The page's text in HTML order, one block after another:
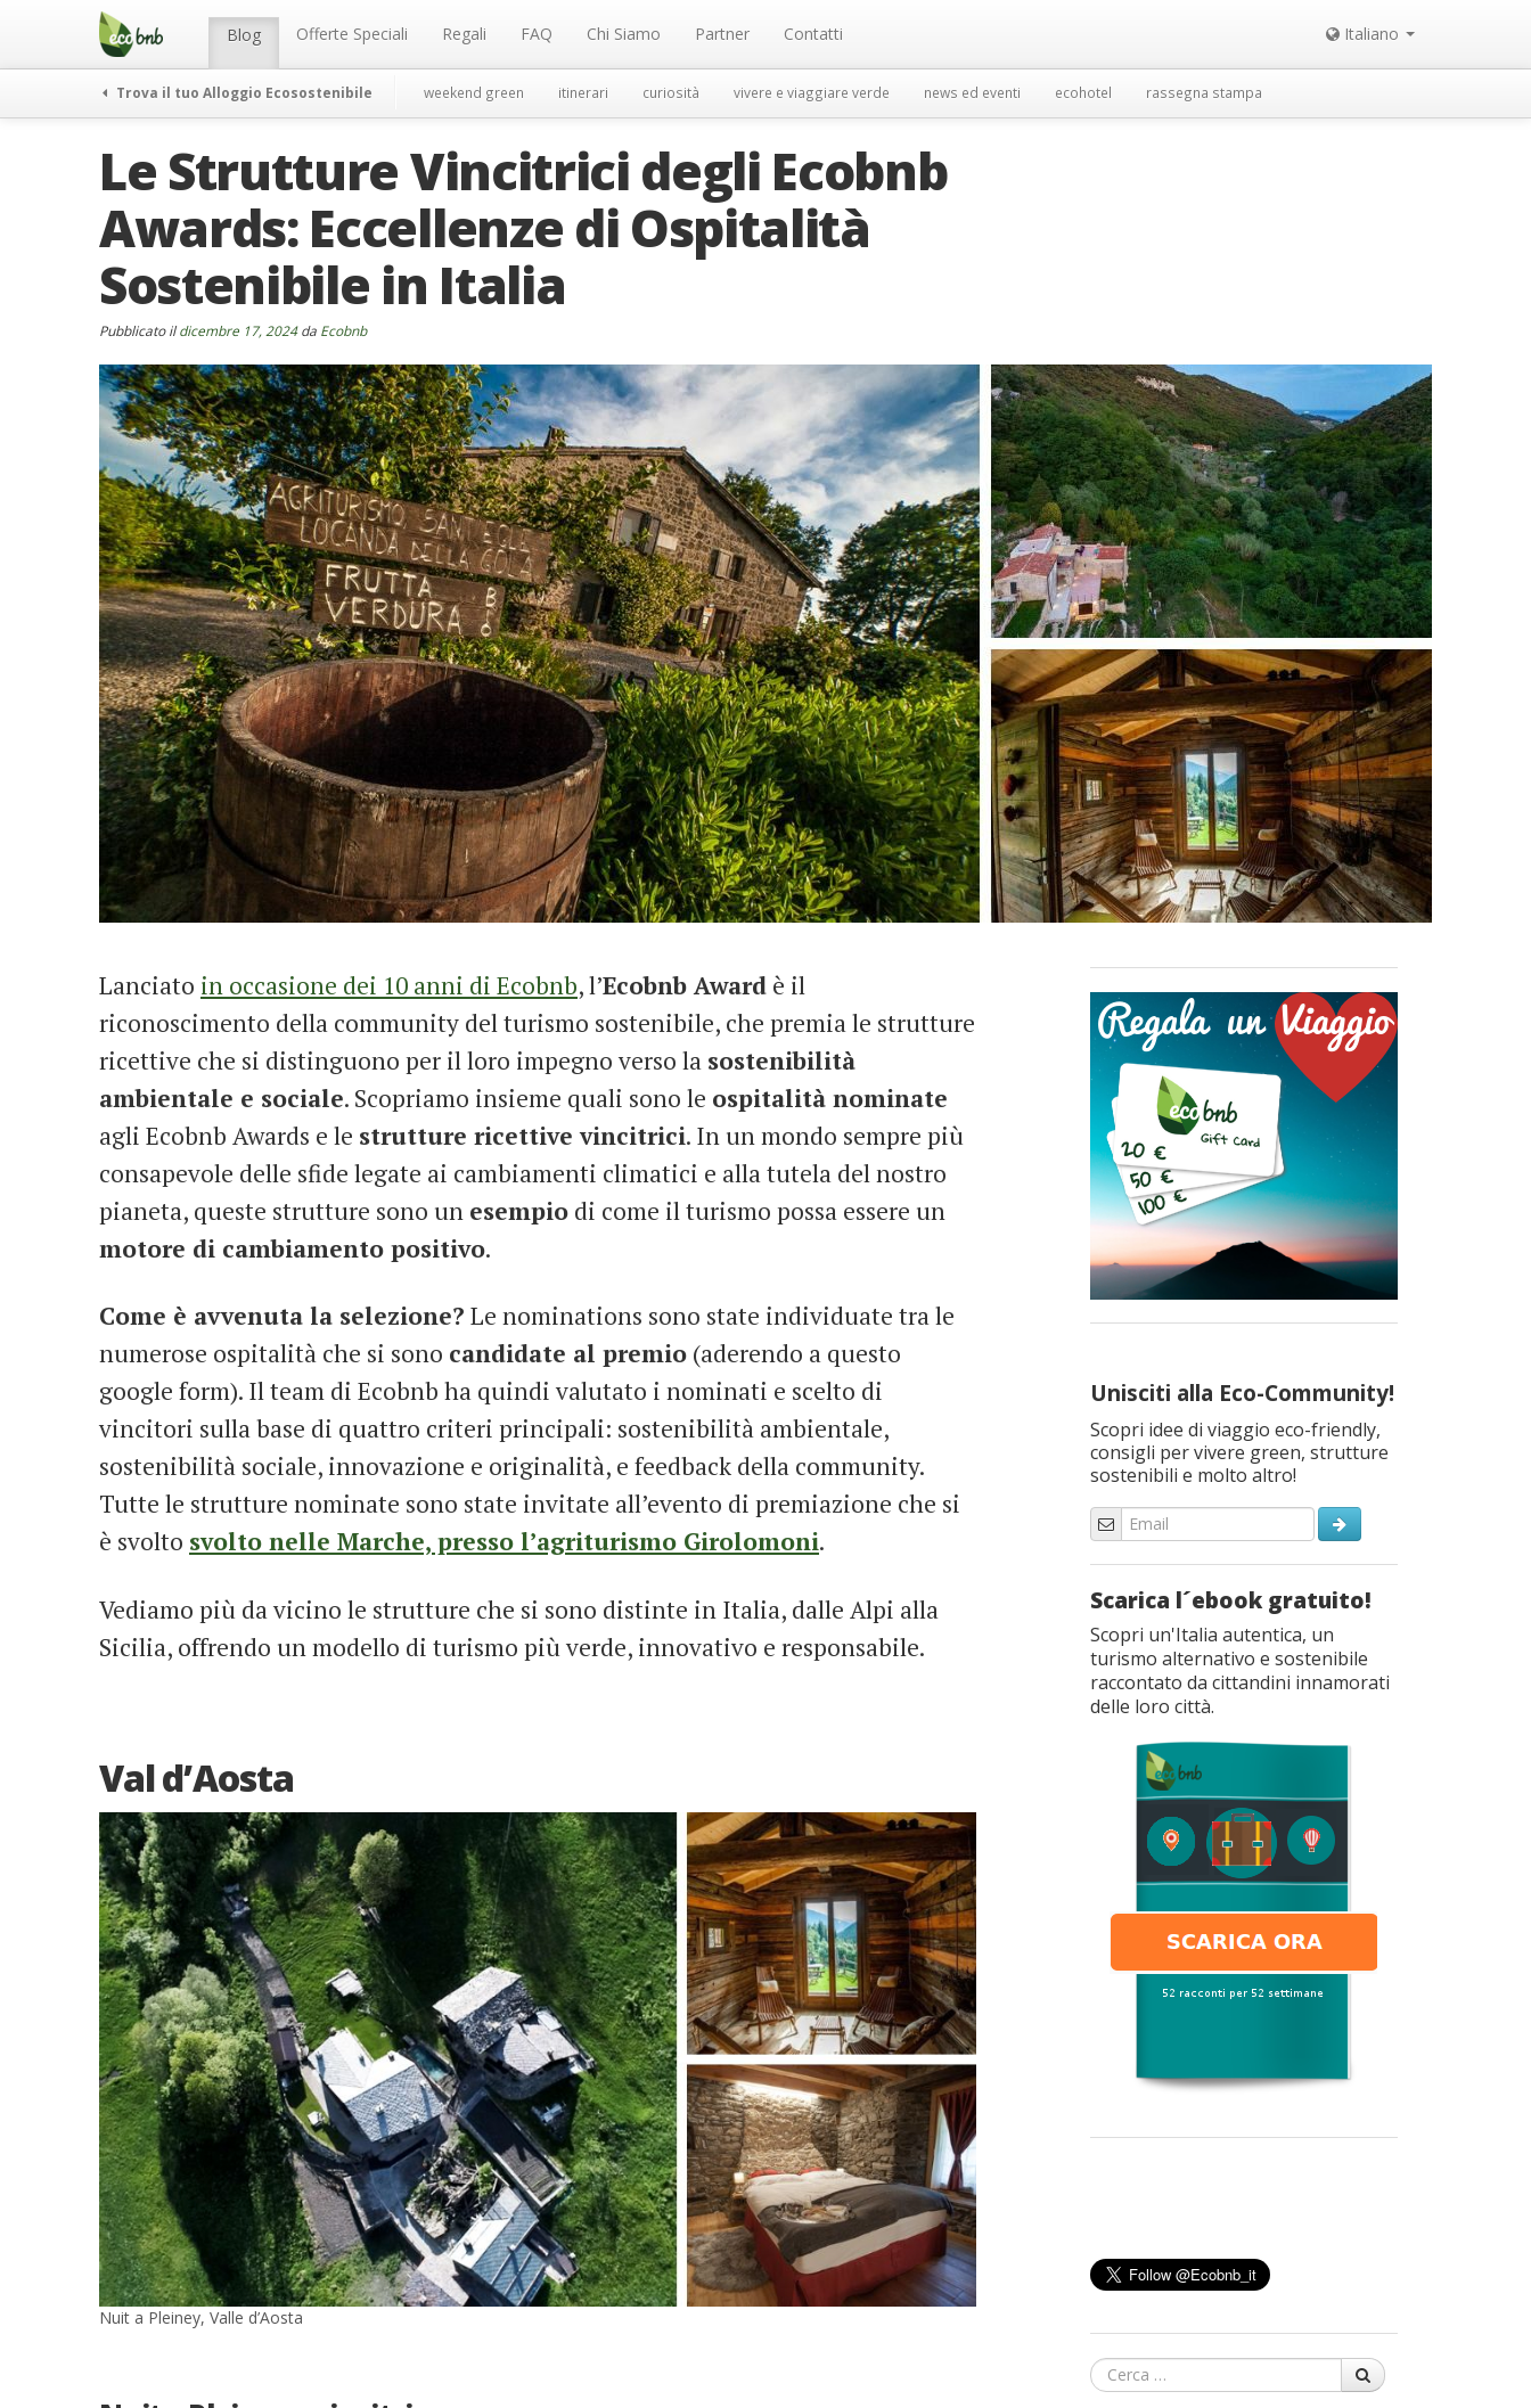
Menu Blog Offerte Speciali Regali FAQ Chi Siamo Partner Contatti Italiano
Trova il tuo Alloggio Ecosostenibile weekend green itinerari curiosità vivere e viaggiare verde news ed eventi ecohotel rassegna stampa
Le Strutture Vincitrici degli Ecobnb
Awards: Eccellenze di Ospitalità
Sostenibile in Italia
Pubblicato ildicembre 17, 2024da Ecobnb
Lanciato in occasione dei 10 anni di Ecobnb, l’Ecobnb Award è il
riconoscimento della community del turismo sostenibile, che premia le strutture
ricettive che si distinguono per il loro impegno verso la sostenibilità
ambientale e sociale. Scopriamo insieme quali sono le ospitalità nominate
agli Ecobnb Awards e le strutture ricettive vincitrici. In un mondo sempre più
consapevole delle sfide legate ai cambiamenti climatici e alla tutela del nostro
pianeta, queste strutture sono un esempio di come il turismo possa essere un
motore di cambiamento positivo.
Come è avvenuta la selezione? Le nominations sono state individuate tra le
numerose ospitalità che si sono candidate al premio (aderendo a questo
google form). Il team di Ecobnb ha quindi valutato i nominati e scelto di
vincitori sulla base di quattro criteri principali: sostenibilità ambientale,
sostenibilità sociale, innovazione e originalità, e feedback della community.
Tutte le strutture nominate sono state invitate all’evento di premiazione che si
è svolto svolto nelle Marche, presso l’agriturismo Girolomoni.
Vediamo più da vicino le strutture che si sono distinte in Italia, dalle Alpi alla
Sicilia, offrendo un modello di turismo più verde, innovativo e responsabile.
Val d’Aosta
Nuit a Pleiney, Valle d’Aosta
Unisciti alla Eco-Community!
Scopri idee di viaggio eco-friendly,
consigli per vivere green, strutture
sostenibili e molto altro!
Scarica l´ebook gratuito!
Scopri un'Italia autentica, un
turismo alternativo e sostenibile
raccontato da cittandini innamorati
delle loro città.
Cerca